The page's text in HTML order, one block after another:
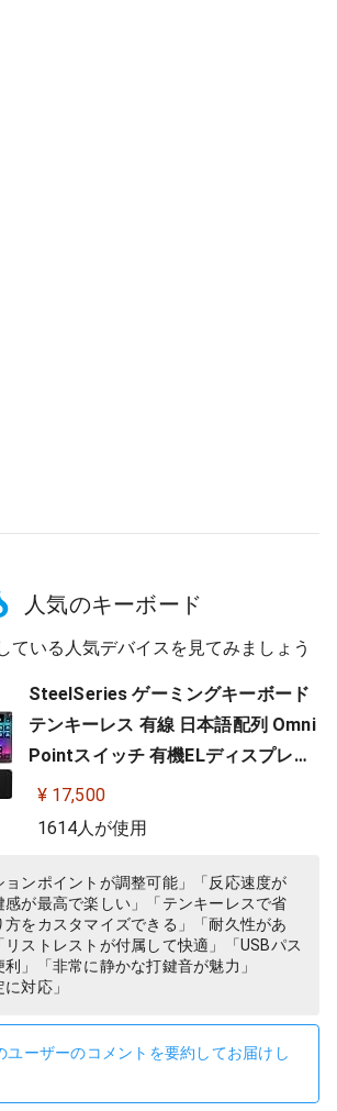
人気のキーボード
ている人気デバイスを見てみましょう
SteelSeries ゲーミングキーボード
テンキーレス 有線 日本語配列 Omni
Pointスイッチ 有機ELディスプレイ
搭載 Apex Pro TKL JP 64737
¥ 17,500
1614人が使用
ョンポイントが調整可能」「反応速度が
が最高で楽しい」「テンキーレスで省
方をカスタマイズできる」「耐久性があ
リストレストが付属して快適」「USBパス
」「非常に静かな打鍵音が魅力」
対応」
ユーザーのコメントを要約してお届けし